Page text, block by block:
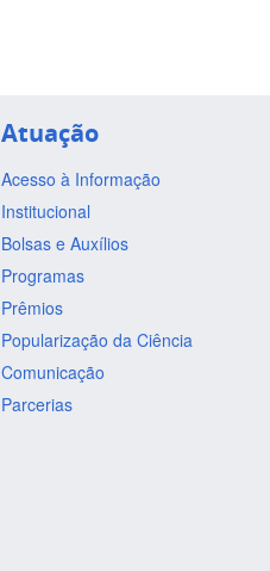
Atuação
Acesso à Informação
Institucional
Bolsas e Auxílios
Programas
Prêmios
Popularização da Ciência
Comunicação
Parcerias